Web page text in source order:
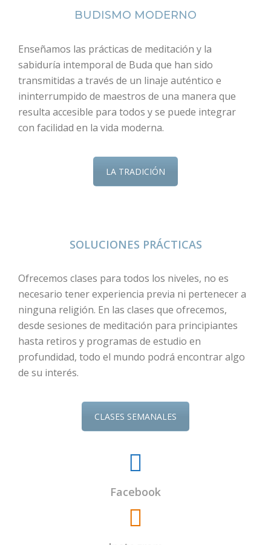
BUDISMO MODERNO
Enseñamos las prácticas de meditación y la
sabiduría intemporal de Buda que han sido
transmitidas a través de un linaje auténtico e
ininterrumpido de maestros de una manera que
resulta accesible para todos y se puede integrar
con facilidad en la vida moderna.
LA TRADICIÓN
SOLUCIONES PRÁCTICAS
Ofrecemos clases para todos los niveles, no es
necesario tener experiencia previa ni pertenecer a
ninguna religión. En las clases que ofrecemos,
desde sesiones de meditación para principiantes
hasta retiros y programas de estudio en
profundidad, todo el mundo podrá encontrar algo
de su interés.
CLASES SEMANALES
Facebook